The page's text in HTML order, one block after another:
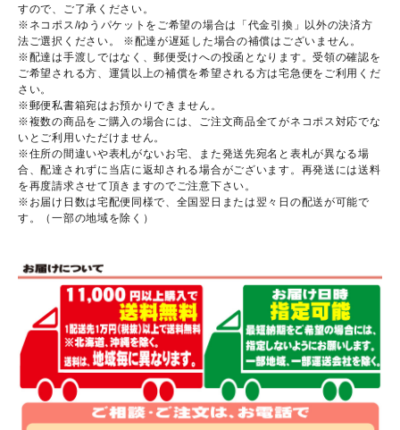
すので、ご了承ください。
※ネコポス/ゆうパケットをご希望の場合は「代金引換」以外の決済方
法ご選択ください。 ※配達が遅延した場合の補償はございません。
※配達は手渡しではなく、郵便受けへの投函となります。受領の確認を
ご希望される方、運賃以上の補償を希望される方は宅急便をご利用くだ
さい。
※郵便私書箱宛はお預かりできません。
※複数の商品をご購入の場合には、ご注文商品全てがネコポス対応でな
いとご利用いただけません。
※住所の間違いや表札がないお宅、また発送先宛名と表札が異なる場
合、配達されずに当店に返却される場合がございます。再発送には送料
を再度請求させて頂きますのでご注意下さい。
※お届け日数は宅配便同様で、全国翌日または翌々日の配送が可能で
す。（一部の地域を除く）